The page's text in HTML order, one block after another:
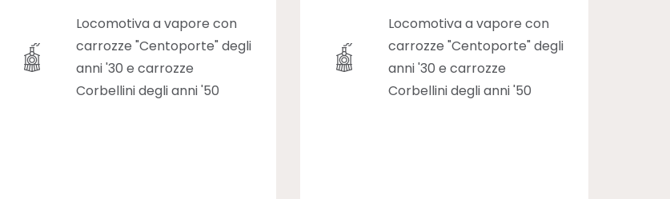
Locomotiva a vapore con
carrozze "Centoporte" degli
anni '30 e carrozze
Corbellini degli anni '50
Locomotiva a vapore con
carrozze "Centoporte" degli
anni '30 e carrozze
Corbellini degli anni '50